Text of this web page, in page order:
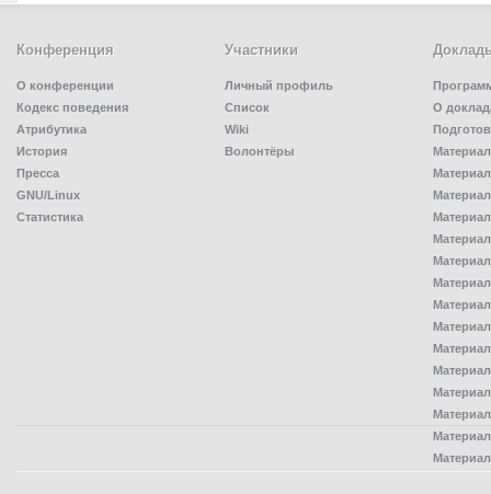
Конференция
О конференции
Кодекс поведения
Атрибутика
История
Пресса
GNU/Linux
Статистика
Участники
Личный профиль
Список
Wiki
Волонтёры
О